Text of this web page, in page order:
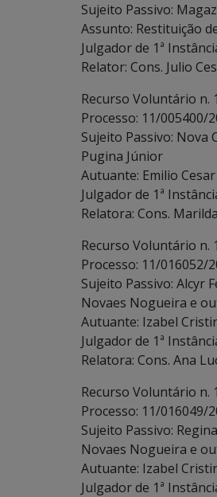
Sujeito Passivo:
Assunto: Restituição
Julgador de 1ª
Relator: Cons. Julio
Recurso Voluntário n.
Processo: 11/005400/
Sujeito Passivo: Nova
Pugina Júnior
Autuante: Emilio
Julgador de 1ª
Relatora: Cons.
Recurso Voluntário n.
Processo: 11/016052/
Sujeito Passivo: Alcyr
Novaes Nogueira e
Autuante: Izabel
Julgador de 1ª
Relatora: Cons. Ana
Recurso Voluntário n.
Processo: 11/016049/
Sujeito Passivo:
Novaes Nogueira e
Autuante: Izabel
Julgador de 1ª